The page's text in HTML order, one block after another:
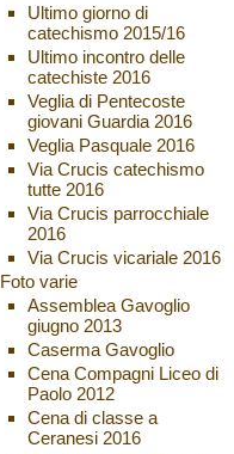
Ultimo giorno di
catechismo 2015/16
Ultimo incontro delle
catechiste 2016
Veglia di Pentecoste
giovani Guardia 2016
Veglia Pasquale 2016
Via Crucis catechismo
tutte 2016
Via Crucis parrocchiale
2016
Via Crucis vicariale 2016
Foto varie
Assemblea Gavoglio
giugno 2013
Caserma Gavoglio
Cena Compagni Liceo di
Paolo 2012
Cena di classe a
Ceranesi 2016